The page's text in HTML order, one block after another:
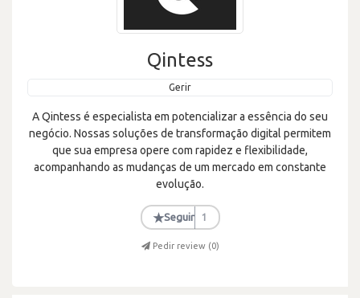
Qintess
Gerir
A Qintess é especialista em potencializar a essência do seu
negócio. Nossas soluções de transformação digital permitem
que sua empresa opere com rapidez e flexibilidade,
acompanhando as mudanças de um mercado em constante
evolução.
★Seguir 1
Pedir review (0)